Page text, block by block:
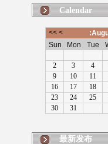
Calendar
最新发布